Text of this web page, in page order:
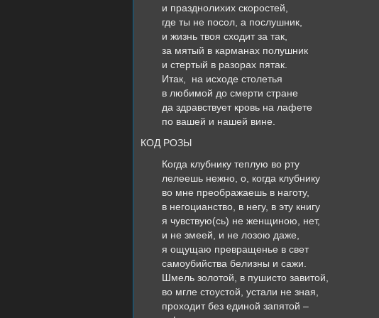
и празднолихих скоростей,
где ты не посол, а послушник,
и жизнь твоя сходит за так,
за мятый в карманах полушник
и стертый в разорах пятак.
Итак, на исходе столетья
в любимой до смерти стране
да здравствует кровь на лафете
по вашей и нашей вине.
КОД РОЗЫ
Когда клубнику теплую во рту
лелеешь нежно, о, когда клубнику
во мне преображаешь в наготу,
в негоцианство, в негу, в эту книгу
я чувствую(сь) не женщиною, нет,
и не змеей, и не лозою даже,
я ощущаю превращенье в свет
самоубийства белизны и сажи.
Шмель золотой, в пушисто завитой,
во мгле стоустой, устали не зная,
проходит без единой запятой –